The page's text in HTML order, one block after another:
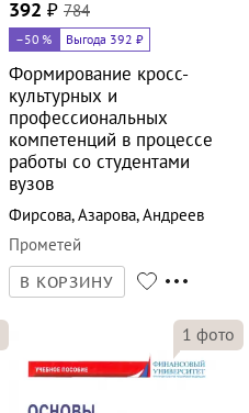
392 ₽ 784
–50 % Выгода 392 ₽
Формирование кросс-
культурных и
профессиональных
компетенций в процессе
работы со студентами
вузов
Фирсова,Азарова,Андреев
Прометей
В КОРЗИНУ
1 фото